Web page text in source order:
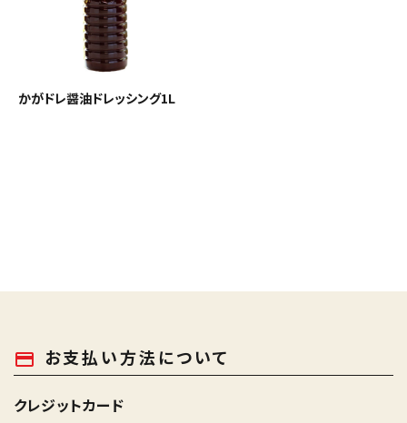
かがドレ醤油ドレッシング1L
payment お支払い方法について
クレジットカード